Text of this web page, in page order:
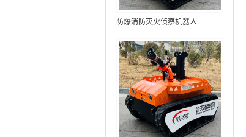
防爆消防灭火侦察机器人